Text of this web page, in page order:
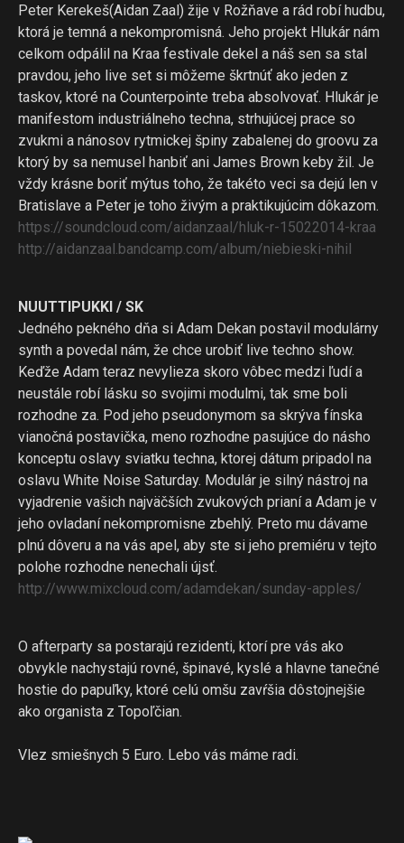
Peter Kerekeš(Aidan Zaal) žije v Rožňave a rád robí hudbu,
ktorá je temná a nekompromisná. Jeho projekt Hlukár nám
celkom odpálil na Kraa festivale dekel a náš sen sa stal
pravdou, jeho live set si môžeme škrtnúť ako jeden z
taskov, ktoré na Counterpointe treba absolvovať. Hlukár je
manifestom industriálneho techna, strhujúcej prace so
zvukmi a nánosov rytmickej špiny zabalenej do groovu za
ktorý by sa nemusel hanbiť ani James Brown keby žil. Je
vždy krásne boriť mýtus toho, že takéto veci sa dejú len v
Bratislave a Peter je toho živým a praktikujúcim dôkazom.
https://soundcloud.com/aidanzaal/hluk-r-15022014-kraa
http://aidanzaal.bandcamp.com/album/niebieski-nihil
NUUTTIPUKKI / SK
Jedného pekného dňa si Adam Dekan postavil modulárny
synth a povedal nám, že chce urobiť live techno show.
Keďže Adam teraz nevylieza skoro vôbec medzi ľudí a
neustále robí lásku so svojimi modulmi, tak sme boli
rozhodne za. Pod jeho pseudonymom sa skrýva fínska
vianočná postavička, meno rozhodne pasujúce do násho
konceptu oslavy sviatku techna, ktorej dátum pripadol na
oslavu White Noise Saturday. Modulár je silný nástroj na
vyjadrenie vašich najväčších zvukových prianí a Adam je v
jeho ovladaní nekompromisne zbehlý. Preto mu dávame
plnú dôveru a na vás apel, aby ste si jeho premiéru v tejto
polohe rozhodne nenechali újsť.
http://www.mixcloud.com/adamdekan/sunday-apples/
O afterparty sa postarajú rezidenti, ktorí pre vás ako
obvykle nachystajú rovné, špinavé, kyslé a hlavne tanečné
hostie do papuľky, ktoré celú omšu zavŕšia dôstojnejšie
ako organista z Topoľčian.
Vlez smiešnych 5 Euro. Lebo vás máme radi.